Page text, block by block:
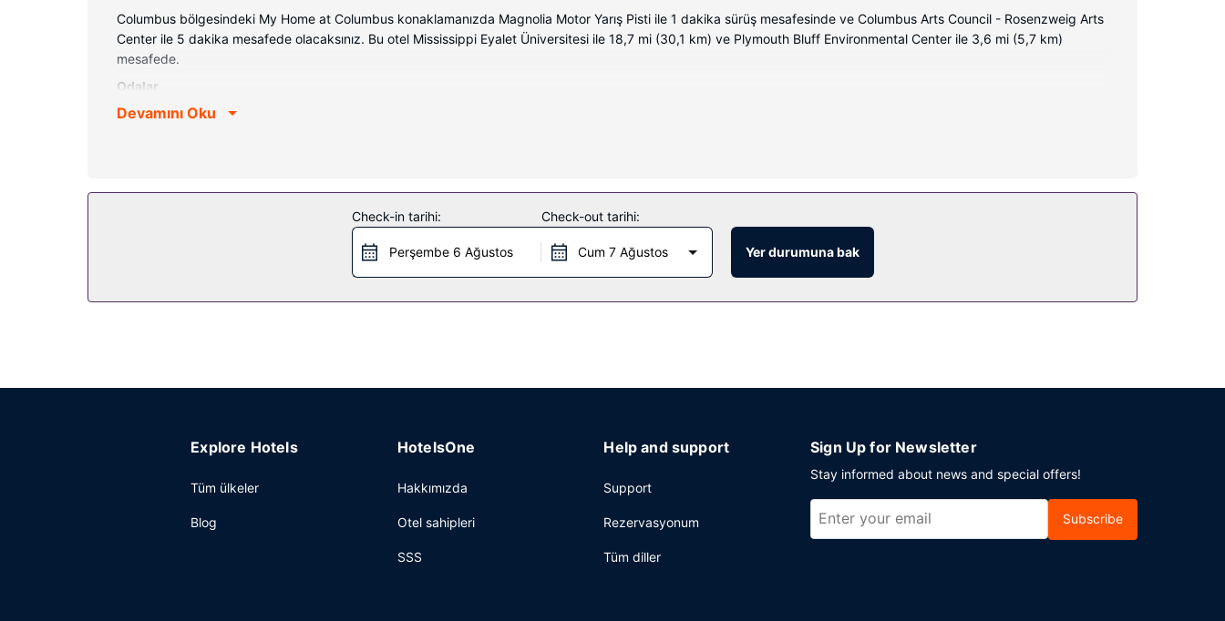
Columbus bölgesindeki My Home at Columbus konaklamanızda Magnolia Motor Yarış Pisti ile 1 dakika sürüş mesafesinde ve Columbus Arts Council - Rosenzweig Arts
Center ile 5 dakika mesafede olacaksınız. Bu otel Mississippi Eyalet Üniversitesi ile 18,7 mi (30,1 km) ve Plymouth Bluff Environmental Center ile 3,6 mi (5,7 km)
mesafede.
Odalar
Misafirler için 40 klimalı odada mikrodalga fırın mevcuttur. Odada ücretsiz kablosuz internet vardır. Banyolarda duş/küvet kombinasyonu ve geniş duş başlıkları vardır.
Otelin kahve dükkânında/kafede yemek servisi yapılıyor, ayrıca belirli saatlerde oda servisi imkanı da mevcut.
Devamını Oku
Check-in tarihi:
Perşembe 6 Ağustos
Check-out tarihi:
Cum 7 Ağustos Yer durumuna bak
Explore Hotels
Tüm ülkeler
Blog
HotelsOne
Hakkımızda
Otel sahipleri
SSS
Help and support
Support
Rezervasyonum
Tüm diller
Sign Up for Newsletter
Stay informed about news and special offers!
Subscribe